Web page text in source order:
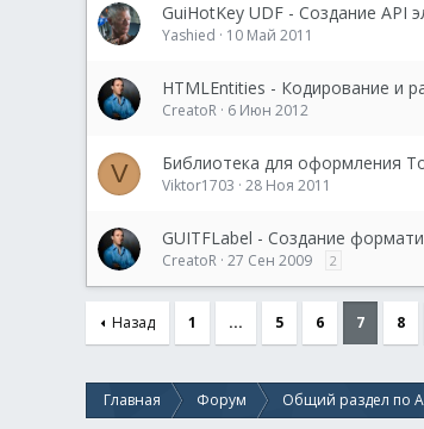
GuiHotKey UDF - Создание API
Yashied 10 Май 2011
HTMLEntities - Кодирование и
CreatoR 6 Июн 2012
V Библиотека для оформления
Viktor1703 28 Ноя 2011
GUITFLabel - Создание
CreatoR 27 Сен 2009 2
Назад 1 ... 5 6 7 8
Главная Форум Общий раздел по